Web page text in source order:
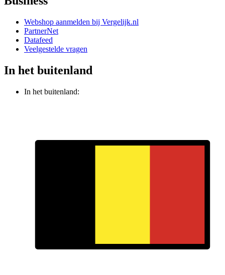
Webshop aanmelden bij Vergelijk.nl
PartnerNet
Datafeed
Veelgestelde vragen
In het buitenland
In het buitenland: